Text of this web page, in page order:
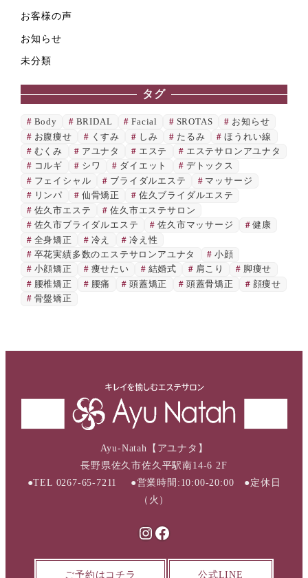
お客様の声
お知らせ
未分類
タグ
Body BRIDAL Facial SROTAS
お知らせ
お腹痩せ
くすみ しみ たるみ
ほうれい線
むくみ
アユナタ エステ
エステサロンアユナタ
コルギ
シワ ダイエット
デトックス
フェイシャル
ブライダルエステ
マッサージ
リンパ
仙骨矯正
佐久ブライダルエステ
佐久市エステ
佐久市エステサロン
佐久市ブライダルエステ
佐久市マッサージ
健康
全身矯正
冷え
冷え性
卒花実績多数のエステサロンアユナタ
小顔
小顔矯正
痩せたい 結婚式 肩こり
脚痩せ
腰椎矯正
腰痛 頭蓋矯正 頭蓋骨矯正
顔痩せ
骨盤矯正
Ayu-Natah【アユナタ】
長野県佐久市佐久平駅南14-6 2F
●TEL 0267-65-7211 ●営業時間:10:00-20:00 ●定休日
（火）
Instagram Facebook
ご予約はコチラ 公式LINE